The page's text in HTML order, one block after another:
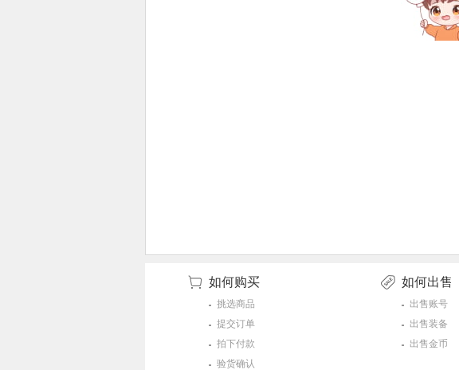
如何购买
挑选商品
提交订单
拍下付款
验货确认
如何出售
出售账号
出售装备
出售金币